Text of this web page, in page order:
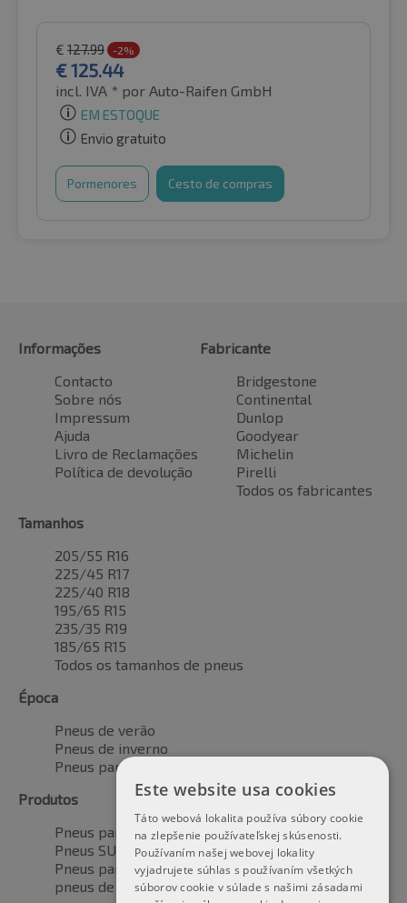
€ 127.99 -2%
€125.44
incl. IVA * por Auto-Raifen GmbH
EM ESTOQUE
Envio gratuito
Pormenores Cesto de compras
Informações
Contacto
Sobre nós
Impressum
Ajuda
Livro de Reclamações
Política de devolução
Fabricante
Bridgestone
Continental
Dunlop
Goodyear
Michelin
Pirelli
Todos os fabricantes
Tamanhos
205/55 R16
225/45 R17
225/40 R18
195/65 R15
235/35 R19
185/65 R15
Todos os tamanhos de pneus
Época
Pneus de verão
Pneus de inverno
Pneus para todas as estações
Produtos
Pneus para automóveis
Pneus SUV / 4x4
Pneus para veículos de transporte
pneus de motocicleta
Este website usa cookies
Táto webová lokalita používa súbory cookie
na zlepšenie používateľskej skúsenosti.
Používaním našej webovej lokality
vyjadrujete súhlas s používaním všetkých
súborov cookie v súlade s našimi zásadami